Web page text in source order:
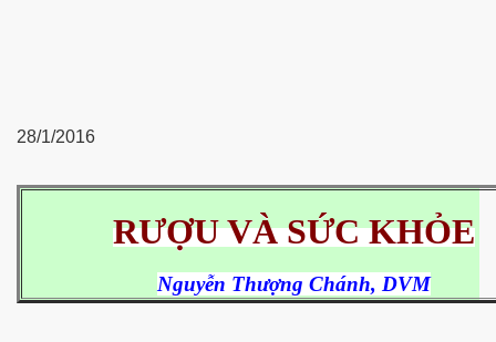
28/1/2016
RƯỢU VÀ SỨC KHỎE
Nguyễn Thượng Chánh, DVM